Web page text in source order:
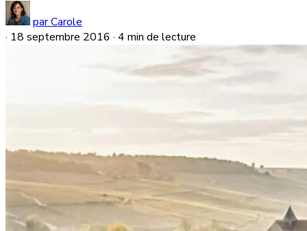
par Carole
· 18 septembre 2016 · 4 min de lecture